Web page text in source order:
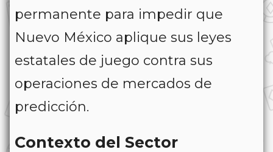
permanente para impedir que
Nuevo México aplique sus leyes
estatales de juego contra sus
operaciones de mercados de
predicción.
Contexto del Sector